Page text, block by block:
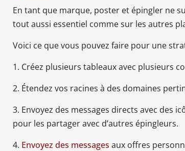
En tant que marque, poster et épingler ne
tout aussi essentiel comme sur les autres
Voici ce que vous pouvez faire pour une
1. Créez plusieurs tableaux avec plusieurs
2. Étendez vos racines à des domaines
3. Envoyez des messages directs avec des
pour les partager avec d’autres épingleurs.
4. Envoyez des messages aux offres